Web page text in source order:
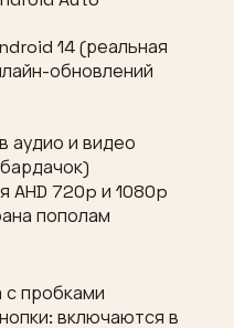
14 (реальная
обновлений
аудио и видео
AHD 720p и 1080p
пополам
с пробками
включаются в